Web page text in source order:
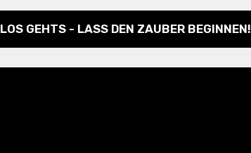
LOS GEHTS - LASS DEN ZAUBER BEGINNEN!